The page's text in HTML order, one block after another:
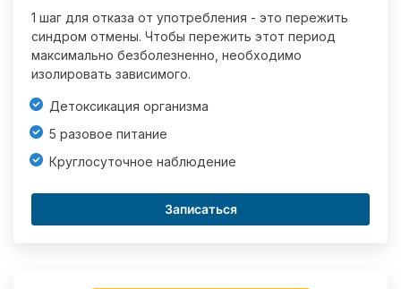
1 шаг для отказа от употребления - это пережить
синдром отмены. Чтобы пережить этот период
максимально безболезненно, необходимо
изолировать зависимого.
Детоксикация организма
5 разовое питание
Круглосуточное наблюдение
Записаться